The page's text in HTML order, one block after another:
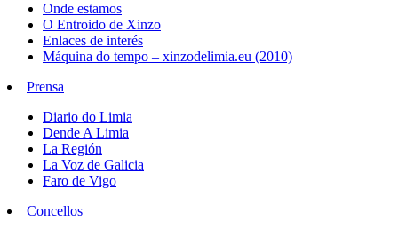
Onde estamos
O Entroido de Xinzo
Enlaces de interés
Máquina do tempo – xinzodelimia.eu (2010)
Prensa
Diario do Limia
Dende A Limia
La Región
La Voz de Galicia
Faro de Vigo
Concellos